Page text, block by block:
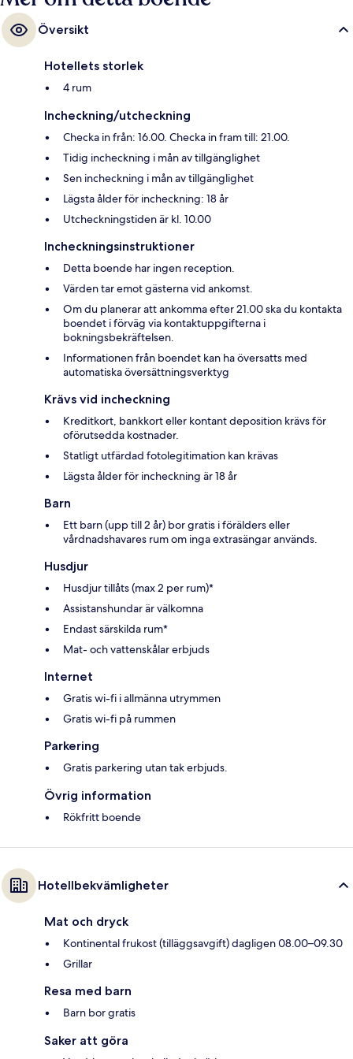
Översikt
Hotellets storlek
4 rum
Incheckning/utcheckning
Checka in från: 16.00. Checka in fram till: 21.00.
Tidig incheckning i mån av tillgänglighet
Sen incheckning i mån av tillgänglighet
Lägsta ålder för incheckning: 18 år
Utcheckningstiden är kl. 10.00
Incheckningsinstruktioner
Detta boende har ingen reception.
Värden tar emot gästerna vid ankomst.
Om du planerar att ankomma efter 21.00 ska du kontakta
boendet i förväg via kontaktuppgifterna i
bokningsbekräftelsen.
Informationen från boendet kan ha översatts med
automatiska översättningsverktyg
Krävs vid incheckning
Kreditkort, bankkort eller kontant deposition krävs för
oförutsedda kostnader.
Statligt utfärdad fotolegitimation kan krävas
Lägsta ålder för incheckning är 18 år
Barn
Ett barn (upp till 2 år) bor gratis i förälders eller
vårdnadshavares rum om inga extrasängar används.
Husdjur
Husdjur tillåts (max 2 per rum)*
Assistanshundar är välkomna
Endast särskilda rum*
Mat- och vattenskålar erbjuds
Internet
Gratis wi-fi i allmänna utrymmen
Gratis wi-fi på rummen
Parkering
Gratis parkering utan tak erbjuds.
Övrig information
Rökfritt boende
Hotellbekvämligheter
Mat och dryck
Kontinental frukost (tilläggsavgift) dagligen 08.00–09.30
Grillar
Resa med barn
Barn bor gratis
Saker att göra